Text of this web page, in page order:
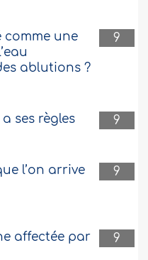
9
comme une
ablutions ?
9
ses règles
9
l’on arrive
9
affectée par